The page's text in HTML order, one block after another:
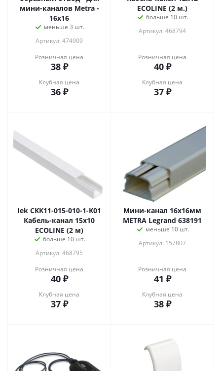
мини-каналов Metra -
16x16
меньше 3 шт.
Артикул: 474909
Розничная цена
38₽
Клубная цена
36₽
ECOLINE (2 м.)
больше 10 шт.
Артикул: 468794
Розничная цена
40₽
Клубная цена
37₽
Iek CKK11-015-010-1-K01
Кабель-канал 15х10
ECOLINE (2 м)
больше 10 шт.
Артикул: 468795
Розничная цена
40₽
Клубная цена
37₽
Мини-канал 16x16мм
METRA Legrand 638191
меньше 10 шт.
Артикул: 157807
Розничная цена
41 ₽
Клубная цена
38₽